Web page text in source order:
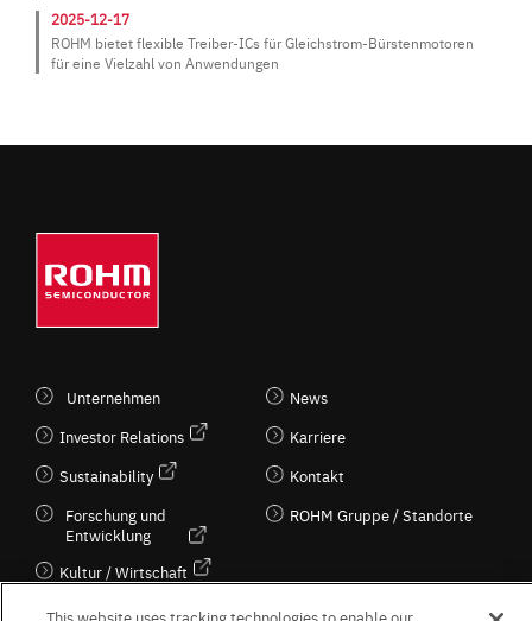
2025-12-17
ROHM bietet flexible Treiber-ICs für Gleichstrom-Bürstenmotoren
für eine Vielzahl von Anwendungen
Unternehmen
Investor Relations
Sustainability
Forschung und
Entwicklung
Kultur / Wirtschaft
News
Karriere
Kontakt
ROHM Gruppe / Standorte
This website uses tracking technologies to enable our